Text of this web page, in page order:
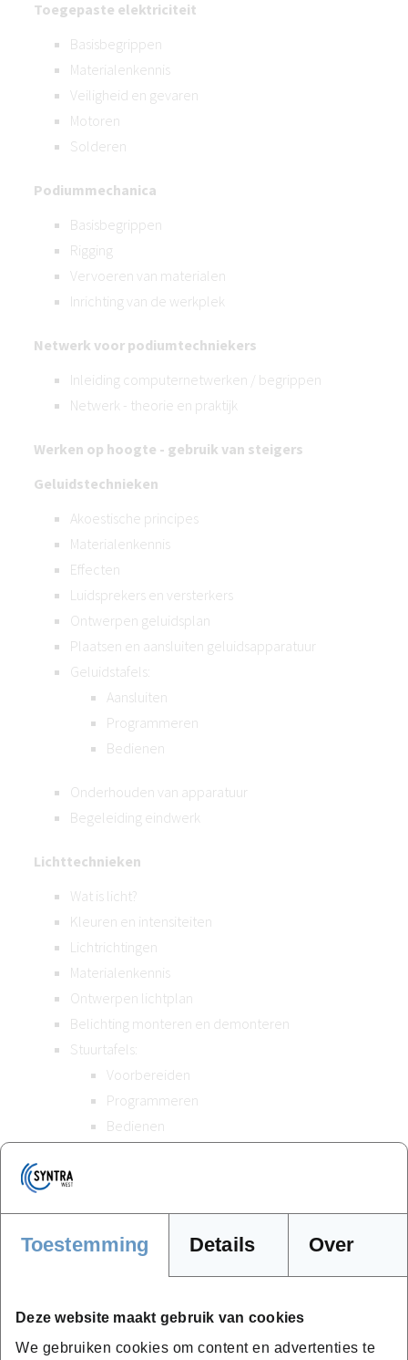
Toestemming Details Over
Deze website maakt gebruik van cookies
We gebruiken cookies om content en advertenties te
Toegepaste elektriciteit
Basisbegrippen
Materialenkennis
Veiligheid en gevaren
Motoren
Solderen
Podiummechanica
Basisbegrippen
Rigging
Vervoeren van materialen
Inrichting van de werkplek
Netwerk voor podiumtechniekers
Inleiding computernetwerken / begrippen
Netwerk - theorie en praktijk
Werken op hoogte - gebruik van steigers
Geluidstechnieken
Akoestische principes
Materialenkennis
Effecten
Luidsprekers en versterkers
Ontwerpen geluidsplan
Plaatsen en aansluiten geluidsapparatuur
Geluidstafels:
Aansluiten
Programmeren
Bedienen
Onderhouden van apparatuur
Begeleiding eindwerk
Lichttechnieken
Wat is licht?
Kleuren en intensiteiten
Lichtrichtingen
Materialenkennis
Ontwerpen lichtplan
Belichting monteren en demonteren
Stuurtafels:
Voorbereiden
Programmeren
Bedienen
Onderhouden van apparatuur
Toegepaste bedrijfsvoering
Positionering, uitrusting, infrastructuur
Omgaan met klanten
Financiële aspecten